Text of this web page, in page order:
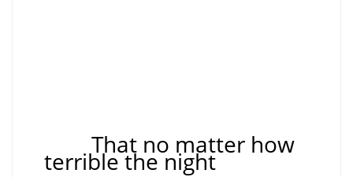
That no matter how
terrible the night